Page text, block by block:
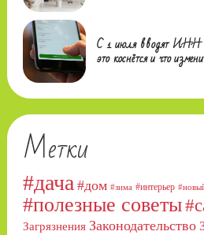
С 1 июля вводят ИНН
это коснётся и что
Метки
#дача #дом #зима #интерьер
#полезные советы
Загрязнения Законодательство